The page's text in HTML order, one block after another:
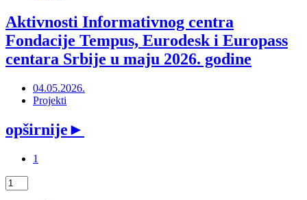
Aktivnosti Informativnog centra
Fondacije Tempus, Eurodesk i Europass
centara Srbije u maju 2026. godine
04.05.2026.
Projekti
opširnije►
1